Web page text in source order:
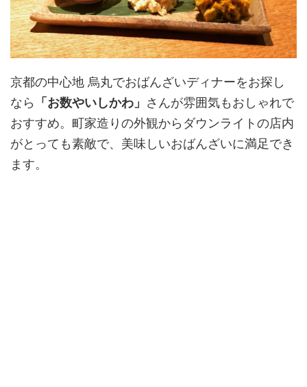
京都の中心地 烏丸でおばんざいディナーをお探し
なら
「お数やいしかわ」 さんが雰囲気もおしゃれで
おすすめ。町家造りの外観からダウンライトの店内
がとっても素敵で、美味しいおばんざいに満足でき
ます。